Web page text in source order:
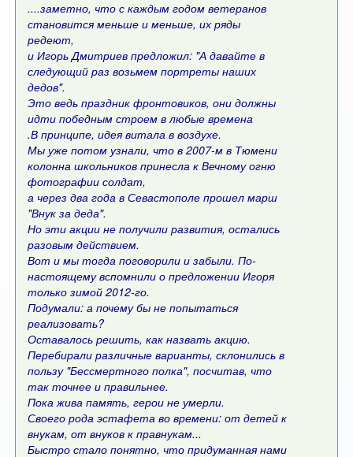
....заметно, что с каждым годом ветеранов
становится меньше и меньше, их ряды
редеют,
и Игорь Дмитриев предложил: "А давайте в
следующий раз возьмем портреты наших
дедов".
Это ведь праздник фронтовиков, они должны
идти победным строем в любые времена
.В принципе, идея витала в воздухе.
Мы уже потом узнали, что в 2007-м в Тюмени
колонна школьников принесла к Вечному огню
фотографии солдат,
а через два года в Севастополе прошел марш
"Внук за деда".
Но эти акции не получили развития, остались
разовым действием.
Вот и мы тогда поговорили и забыли. По-
настоящему вспомнили о предложении Игоря
только зимой 2012-го.
Подумали: а почему бы не попытаться
реализовать?
Оставалось решить, как назвать акцию.
Перебирали различные варианты, склонились в
пользу "Бессмертного полка", посчитав, что
так точнее и правильнее.
Пока жива память, герои не умерли.
Своего рода эстафета во времени: от детей к
внукам, от внуков к правнукам...
Быстро стало понятно, что придуманная нами